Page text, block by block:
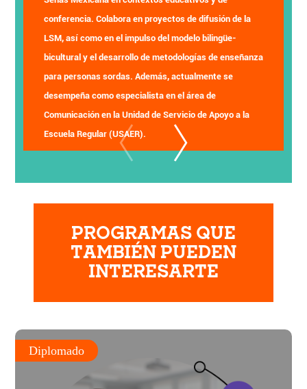
conferencia. Colabora en proyectos de difusión de la
LSM, así como en el impulso del modelo bilingüe-
bicultural y el desarrollo de metodologías de enseñanza
para personas sordas. Además, actualmente se
desempeña como especialista en el área de
Comunicación en la Unidad de Servicio de Apoyo a la
Escuela Regular (USAER).
PROGRAMAS QUE
TAMBIÉN PUEDEN
INTERESARTE
Diplomado